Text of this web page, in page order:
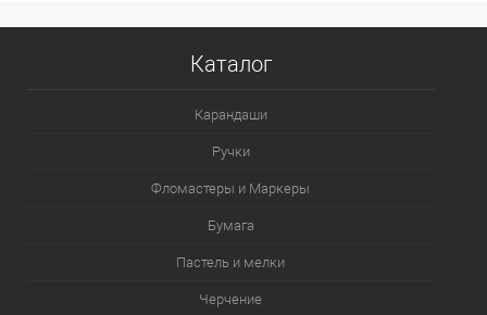
Каталог
Карандаши
Ручки
Фломастеры и Маркеры
Бумага
Пастель и мелки
Черчение